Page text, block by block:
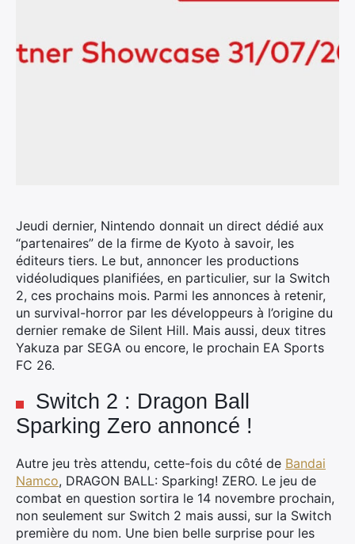
Jeudi dernier, Nintendo donnait un direct dédié aux
“partenaires” de la firme de Kyoto à savoir, les
éditeurs tiers. Le but, annoncer les productions
vidéoludiques planifiées, en particulier, sur la Switch
2, ces prochains mois. Parmi les annonces à retenir,
un survival-horror par les développeurs à l’origine du
dernier remake de Silent Hill. Mais aussi, deux titres
Yakuza par SEGA ou encore, le prochain EA Sports
FC 26.
Switch 2 : Dragon Ball
Sparking Zero annoncé !
Autre jeu très attendu, cette-fois du côté de Bandai
Namco, DRAGON BALL: Sparking! ZERO. Le jeu de
combat en question sortira le 14 novembre prochain,
non seulement sur Switch 2 mais aussi, sur la Switch
première du nom. Une bien belle surprise pour les